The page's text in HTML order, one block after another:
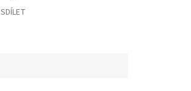
SDÍLET